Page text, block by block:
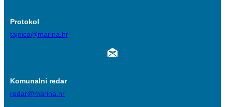
Protokol
tajnica@marina.hr
Komunalni redar
redar@marina.hr